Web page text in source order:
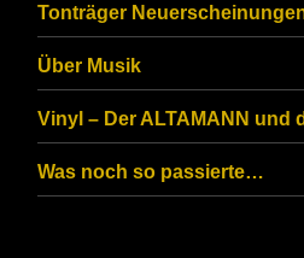
human.
Tonträger
Über Musik
Vinyl – Der ALTAMANN und
Was noch so passierte…